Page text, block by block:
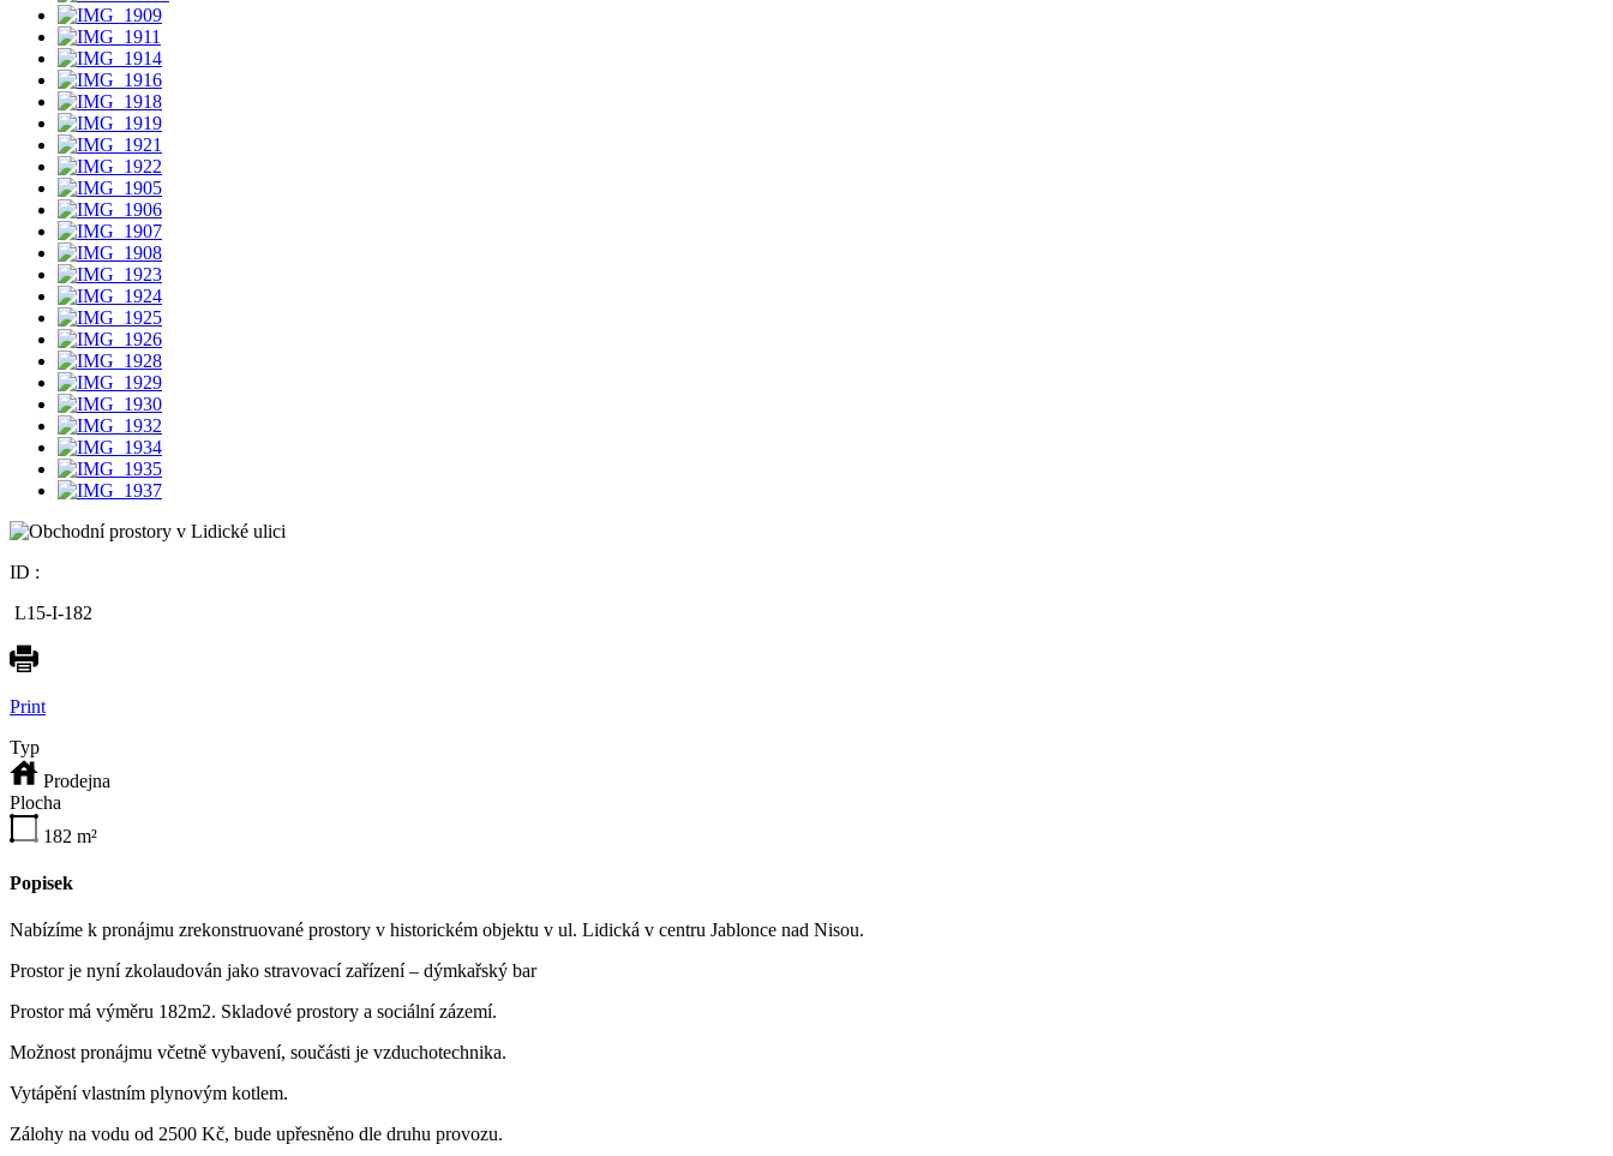
ID :
L15-I-182
Print
Typ
Prodejna
Plocha
182 m²
Popisek
Nabízíme k pronájmu zrekonstruované prostory v historickém objektu v ul. Lidická v centru Jablonce nad Nisou.
Prostor je nyní zkolaudován jako stravovací zařízení – dýmkařský bar
Prostor má výměru 182m2. Skladové prostory a sociální zázemí.
Možnost pronájmu včetně vybavení, součásti je vzduchotechnika.
Vytápění vlastním plynovým kotlem.
Zálohy na vodu od 2500 Kč, bude upřesněno dle druhu provozu.